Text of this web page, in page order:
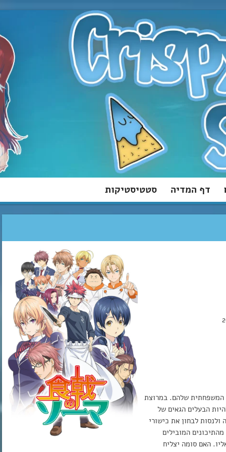
דף המדיה סטטיסטיקות
לאביו במסעדה המשפחתית שלהם. במרוצת
הבעלים הגאים של
לבחון את כישורי
המובילים
להתקבל אליו. האם סומה יצליח